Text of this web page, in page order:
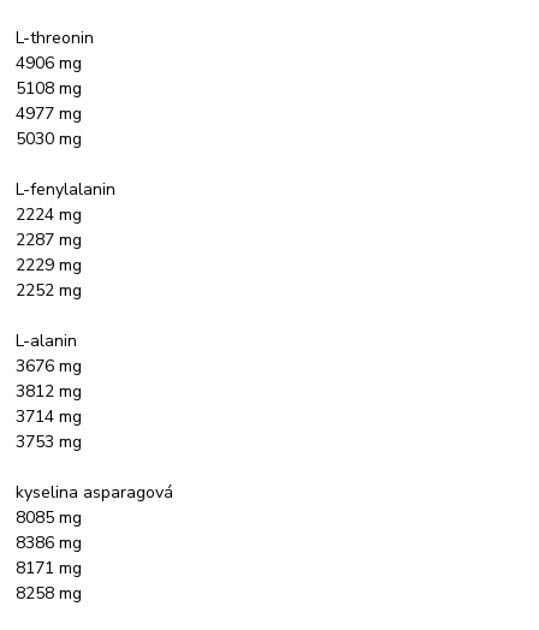
L-threonin
4906 mg
5108 mg
4977 mg
5030 mg
L-fenylalanin
2224 mg
2287 mg
2229 mg
2252 mg
L-alanin
3676 mg
3812 mg
3714 mg
3753 mg
kyselina asparagová
8085 mg
8386 mg
8171 mg
8258 mg